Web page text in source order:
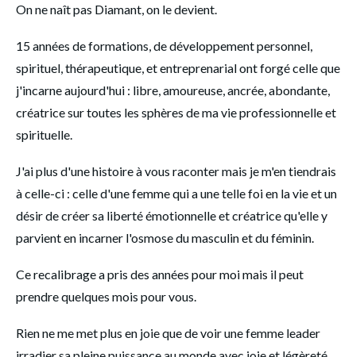
On ne naît pas Diamant, on le devient.
15 années de formations, de développement personnel,
spirituel, thérapeutique, et entreprenarial ont forgé celle que
j'incarne aujourd'hui : libre, amoureuse, ancrée, abondante,
créatrice sur toutes les sphères de ma vie professionnelle et
spirituelle.
J'ai plus d'une histoire à vous raconter mais je m'en tiendrais
à celle-ci : celle d'une femme qui a une telle foi en la vie et un
désir de créer sa liberté émotionnelle et créatrice qu'elle y
parvient en incarner l'osmose du masculin et du féminin.
Ce recalibrage a pris des années pour moi mais il peut
prendre quelques mois pour vous.
Rien ne me met plus en joie que de voir une femme leader